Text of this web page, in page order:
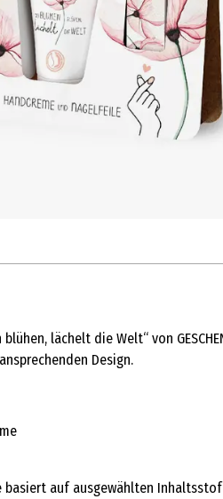
blühen, lächelt die Welt“ von
Design.
basiert auf ausgewählten